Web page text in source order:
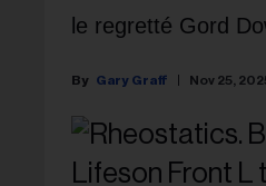
le regretté Gord
Gary Graff Nov 25,